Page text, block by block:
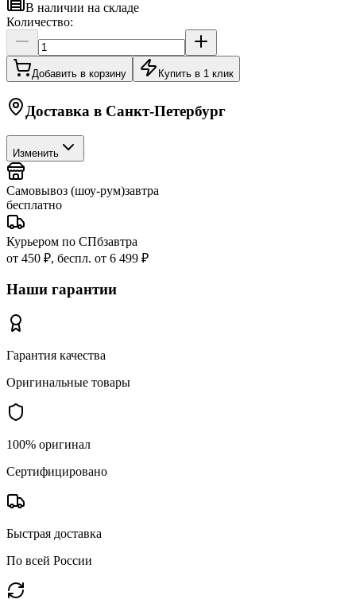
В наличии на складе
Количество:
Добавить в корзину Купить в 1 клик
Доставка в Санкт-Петербург
Изменить
Самовывоз (шоу-рум)завтра
бесплатно
Курьером по СПбзавтра
от 450 ₽, беспл. от 6 499 ₽
Наши гарантии
Гарантия качества
Оригинальные товары
100% оригинал
Сертифицировано
Быстрая доставка
По всей России